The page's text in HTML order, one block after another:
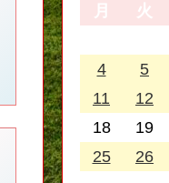
月
火
4
5
11
12
18
19
25
26